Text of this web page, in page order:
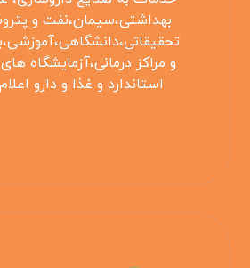
بهداشتی،سیمان،نفت و
و مراکز درمانی،آزمایشگاه
استاندارد و غذا و دارو